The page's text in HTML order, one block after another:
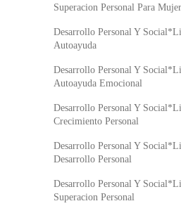
Superacion Personal Para
Desarrollo Personal Y
Autoayuda
Desarrollo Personal Y
Autoayuda Emocional
Desarrollo Personal Y
Crecimiento Personal
Desarrollo Personal Y
Desarrollo Personal
Desarrollo Personal Y
Superacion Personal